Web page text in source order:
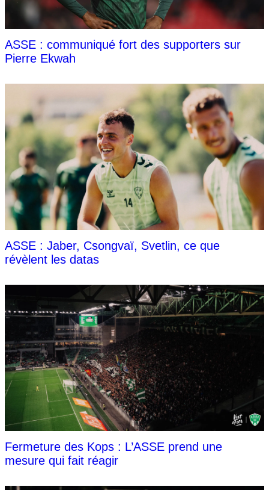
ASSE : communiqué fort des supporters sur
Pierre Ekwah
ASSE : Jaber, Csongvaï, Svetlin, ce que
révèlent les datas
Fermeture des Kops : L’ASSE prend une
mesure qui fait réagir